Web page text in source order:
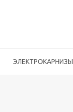
ЭЛЕКТРОКАРНИЗЫ